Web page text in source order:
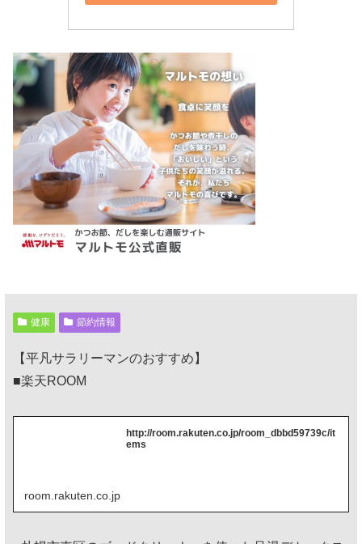
健康 節約情報
【平凡サラリーマンのおすすめ】
■楽天ROOM
http://room.rakuten.co.jp/room_dbbd59739c/it
ems
room.rakuten.co.jp